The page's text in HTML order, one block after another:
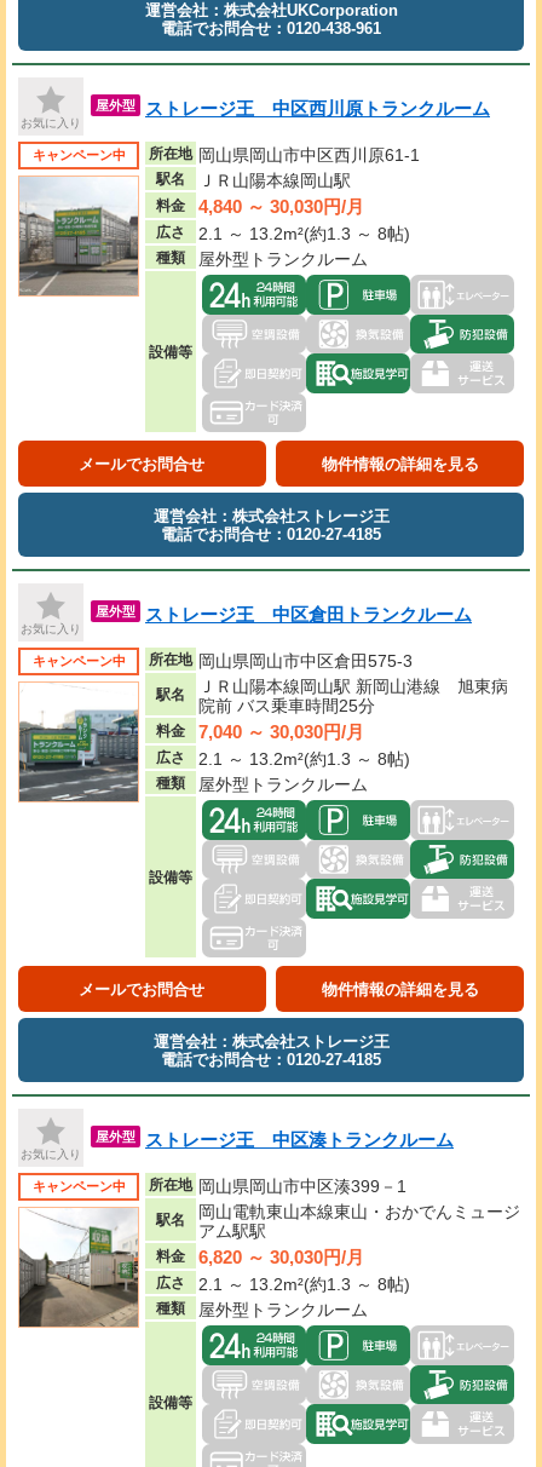
運営会社：株式会社UKCorporation
電話でお問合せ：0120-438-961
お気に入り
屋外型 ストレージ王 中区西川原トランクルーム
キャンペーン中 所在地 岡山県岡山市中区西川原61-1
駅名 ＪＲ山陽本線岡山駅
料金 4,840 ～ 30,030円/月
広さ 2.1 ～ 13.2m²(約1.3 ～ 8帖)
種類 屋外型トランクルーム
設備等
メールでお問合せ 物件情報の詳細を見る
運営会社：株式会社ストレージ王
電話でお問合せ：0120-27-4185
お気に入り
屋外型 ストレージ王 中区倉田トランクルーム
キャンペーン中 所在地 岡山県岡山市中区倉田575-3
駅名
ＪＲ山陽本線岡山駅 新岡山港線 旭東病
院前 バス乗車時間25分
料金 7,040 ～ 30,030円/月
広さ 2.1 ～ 13.2m²(約1.3 ～ 8帖)
種類 屋外型トランクルーム
設備等
メールでお問合せ 物件情報の詳細を見る
運営会社：株式会社ストレージ王
電話でお問合せ：0120-27-4185
お気に入り
屋外型 ストレージ王 中区湊トランクルーム
キャンペーン中 所在地 岡山県岡山市中区湊399－1
駅名
岡山電軌東山本線東山・おかでんミュージ
アム駅駅
料金 6,820 ～ 30,030円/月
広さ 2.1 ～ 13.2m²(約1.3 ～ 8帖)
種類 屋外型トランクルーム
設備等